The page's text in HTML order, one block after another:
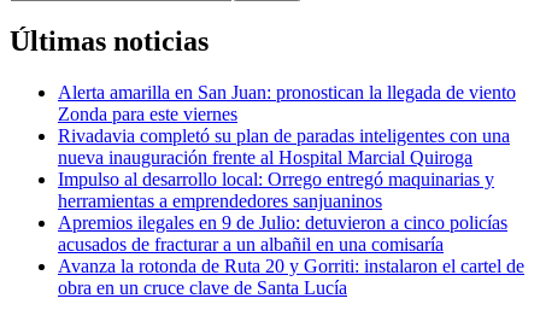
Últimas noticias
Alerta amarilla en San Juan: pronostican la llegada de viento
Zonda para este viernes
Rivadavia completó su plan de paradas inteligentes con una
nueva inauguración frente al Hospital Marcial Quiroga
Impulso al desarrollo local: Orrego entregó maquinarias y
herramientas a emprendedores sanjuaninos
Apremios ilegales en 9 de Julio: detuvieron a cinco policías
acusados de fracturar a un albañil en una comisaría
Avanza la rotonda de Ruta 20 y Gorriti: instalaron el cartel de
obra en un cruce clave de Santa Lucía